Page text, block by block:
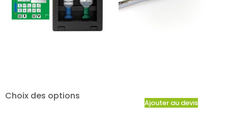
Choix des options
Ajouter au devis